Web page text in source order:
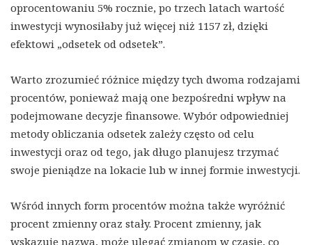
oprocentowaniu 5% rocznie, po trzech latach wartość
inwestycji wynosiłaby już więcej niż 1157 zł, dzięki
efektowi „odsetek od odsetek”.
Warto zrozumieć różnice między tych dwoma rodzajami
procentów, ponieważ mają one bezpośredni wpływ na
podejmowane decyzje finansowe. Wybór odpowiedniej
metody obliczania odsetek zależy często od celu
inwestycji oraz od tego, jak długo planujesz trzymać
swoje pieniądze na lokacie lub w innej formie inwestycji.
Wśród innych form procentów można także wyróżnić
procent zmienny oraz stały. Procent zmienny, jak
wskazuje nazwa, może ulegać zmianom w czasie, co